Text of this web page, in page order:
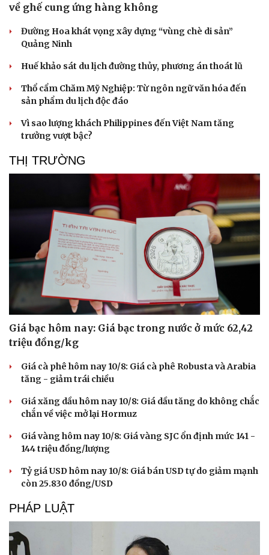
Sức khỏe
Cây thuốc
Sản phụ khoa
Nhi khoa
Làm đẹp - giảm cân
Phòng mạch online
Đời sống
Blog
về ghế cung ứng hàng không
Đường Hoa khát vọng xây dựng “vùng chè di sản”
Quảng Ninh
Huế khảo sát du lịch đường thủy, phương án thoát lũ
Thổ cẩm Chăm Mỹ Nghiệp: Từ ngôn ngữ văn hóa đến
sản phẩm du lịch độc đáo
Vì sao lượng khách Philippines đến Việt Nam tăng
trưởng vượt bậc?
THỊ TRƯỜNG
Giá bạc hôm nay: Giá bạc trong nước ở mức 62,42
triệu đồng/kg
Giá cà phê hôm nay 10/8: Giá cà phê Robusta và Arabia
tăng - giảm trái chiều
Giá xăng dầu hôm nay 10/8: Giá dầu tăng do không chắc
chắn về việc mở lại Hormuz
Giá vàng hôm nay 10/8: Giá vàng SJC ổn định mức 141 -
144 triệu đồng/lượng
Tỷ giá USD hôm nay 10/8: Giá bán USD tự do giảm mạnh
còn 25.830 đồng/USD
PHÁP LUẬT